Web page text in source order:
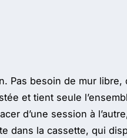
Pas besoin de mur
et tient seule
d’une session à
dans la cassette, qui